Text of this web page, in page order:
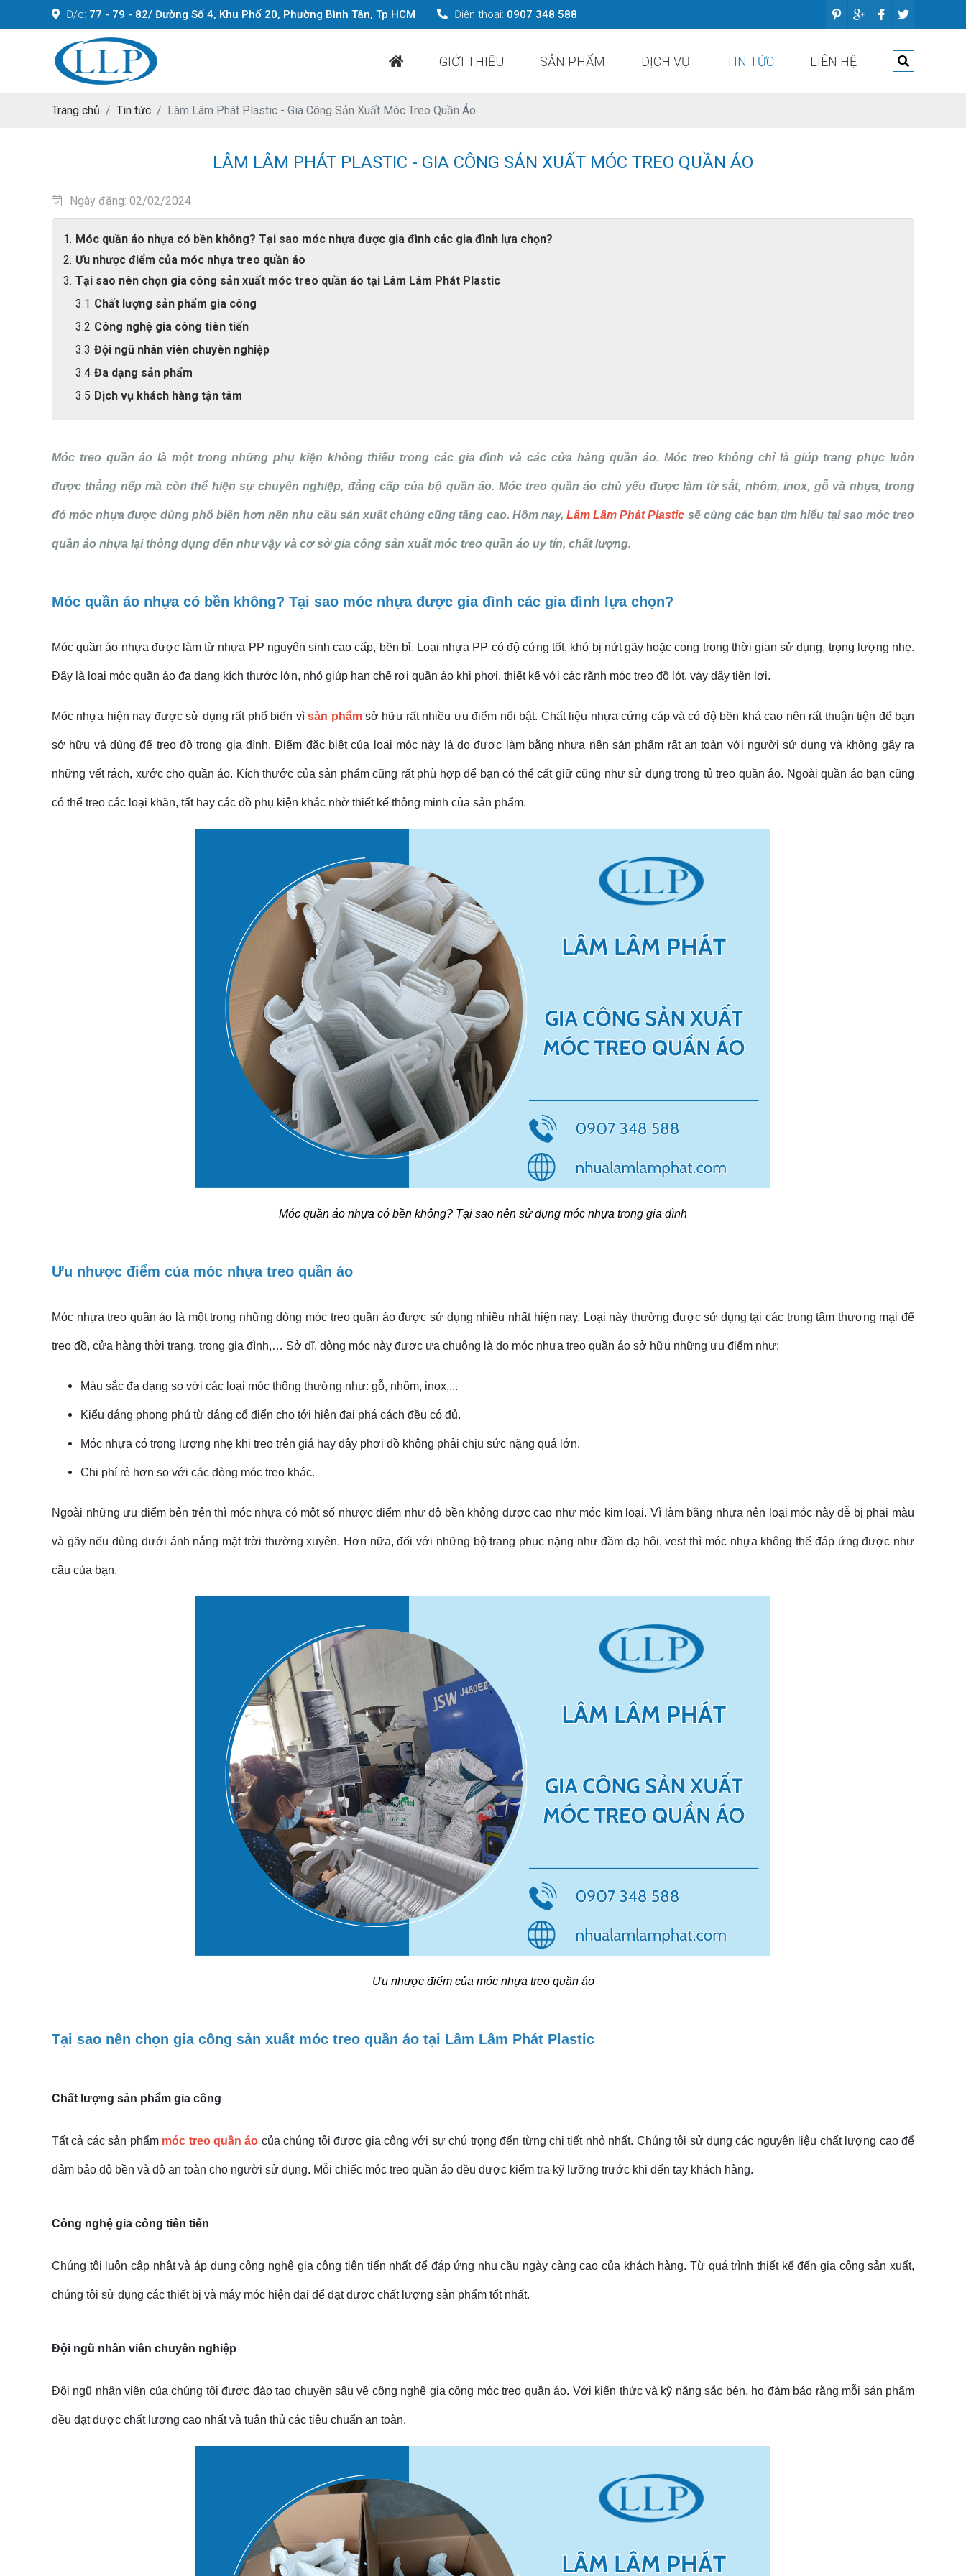
Đ/c: 77 - 79 - 82/ Đường Số 4, Khu Phố 20, Phường Bình Tân, Tp HCM Điện thoại: 0907 348 588
GIỚI THIỆU SẢN PHẨM DỊCH VỤ TIN TỨC LIÊN HỆ
Trang chủ Tin tức Lâm Lâm Phát Plastic - Gia Công Sản Xuất Móc Treo Quần Áo
LÂM LÂM PHÁT PLASTIC - GIA CÔNG SẢN XUẤT MÓC TREO QUẦN ÁO
Ngày đăng: 02/02/2024
Móc quần áo nhựa có bền không? Tại sao móc nhựa được gia đình các gia đình lựa chọn?
Ưu nhược điểm của móc nhựa treo quần áo
Tại sao nên chọn gia công sản xuất móc treo quần áo tại Lâm Lâm Phát Plastic
Chất lượng sản phẩm gia công
Công nghệ gia công tiên tiến
Đội ngũ nhân viên chuyên nghiệp
Đa dạng sản phẩm
Dịch vụ khách hàng tận tâm
Móc treo quần áo là một trong những phụ kiện không thiếu trong các gia đình và các cửa hàng quần áo. Móc treo không chỉ là giúp trang phục luôn
được thẳng nếp mà còn thể hiện sự chuyên nghiệp, đẳng cấp của bộ quần áo. Móc treo quần áo chủ yếu được làm từ sắt, nhôm, inox, gỗ và nhựa, trong
đó móc nhựa được dùng phổ biến hơn nên nhu cầu sản xuất chúng cũng tăng cao. Hôm nay, Lâm Lâm Phát Plastic sẽ cùng các bạn tìm hiểu tại sao móc treo
quần áo nhựa lại thông dụng đến như vậy và cơ sở gia công sản xuất móc treo quần áo uy tín, chất lượng.
Móc quần áo nhựa có bền không? Tại sao móc nhựa được gia đình các gia đình lựa chọn?
Móc quần áo nhựa được làm từ nhựa PP nguyên sinh cao cấp, bền bỉ. Loại nhựa PP có độ cứng tốt, khó bị nứt gãy hoặc cong trong thời gian sử dụng, trọng lượng nhẹ.
Đây là loại móc quần áo đa dạng kích thước lớn, nhỏ giúp hạn chế rơi quần áo khi phơi, thiết kế với các rãnh móc treo đồ lót, váy dây tiện lợi.
Móc nhựa hiện nay được sử dụng rất phổ biến vìsản phẩmsở hữu rất nhiều ưu điểm nổi bật. Chất liệu nhựa cứng cáp và có độ bền khá cao nên rất thuận tiện để bạn
sở hữu và dùng để treo đồ trong gia đình. Điểm đặc biệt của loại móc này là do được làm bằng nhựa nên sản phẩm rất an toàn với người sử dụng và không gây ra
những vết rách, xước cho quần áo. Kích thước của sản phẩm cũng rất phù hợp để bạn có thể cất giữ cũng như sử dụng trong tủ treo quần áo. Ngoài quần áo bạn cũng
có thể treo các loại khăn, tất hay các đồ phụ kiện khác nhờ thiết kế thông minh của sản phẩm.
Móc quần áo nhựa có bền không? Tại sao nên sử dụng móc nhựa trong gia đình
Ưu nhược điểm của móc nhựa treo quần áo
Móc nhựa treo quần áo là một trong những dòng móc treo quần áo được sử dụng nhiều nhất hiện nay. Loại này thường được sử dụng tại các trung tâm thương mại để
treo đồ, cửa hàng thời trang, trong gia đình,… Sở dĩ, dòng móc này được ưa chuộng là do móc nhựa treo quần áo sở hữu những ưu điểm như:
Màu sắc đa dạng so với các loại móc thông thường như: gỗ, nhôm, inox,...
Kiểu dáng phong phú từ dáng cổ điển cho tới hiện đại phá cách đều có đủ.
Móc nhựa có trọng lượng nhẹ khi treo trên giá hay dây phơi đồ không phải chịu sức nặng quá lớn.
Chi phí rẻ hơn so với các dòng móc treo khác.
Ngoài những ưu điểm bên trên thì móc nhựa có một số nhược điểm như độ bền không được cao như móc kim loại. Vì làm bằng nhựa nên loại móc này dễ bị phai màu
và gãy nếu dùng dưới ánh nắng mặt trời thường xuyên. Hơn nữa, đối với những bộ trang phục nặng như đầm dạ hội, vest thì móc nhựa không thể đáp ứng được như
cầu của bạn.
Ưu nhược điểm của móc nhựa treo quần áo
Tại sao nên chọn gia công sản xuất móc treo quần áo tại Lâm Lâm Phát Plastic
Chất lượng sản phẩm gia công
Tất cả các sản phẩm móc treo quần áo của chúng tôi được gia công với sự chú trọng đến từng chi tiết nhỏ nhất. Chúng tôi sử dụng các nguyên liệu chất lượng cao để
đảm bảo độ bền và độ an toàn cho người sử dụng. Mỗi chiếc móc treo quần áo đều được kiểm tra kỹ lưỡng trước khi đến tay khách hàng.
Công nghệ gia công tiên tiến
Chúng tôi luôn cập nhật và áp dụng công nghệ gia công tiên tiến nhất để đáp ứng nhu cầu ngày càng cao của khách hàng. Từ quá trình thiết kế đến gia công sản xuất,
chúng tôi sử dụng các thiết bị và máy móc hiện đại để đạt được chất lượng sản phẩm tốt nhất.
Đội ngũ nhân viên chuyên nghiệp
Đội ngũ nhân viên của chúng tôi được đào tạo chuyên sâu về công nghệ gia công móc treo quần áo. Với kiến thức và kỹ năng sắc bén, họ đảm bảo rằng mỗi sản phẩm
đều đạt được chất lượng cao nhất và tuân thủ các tiêu chuẩn an toàn.